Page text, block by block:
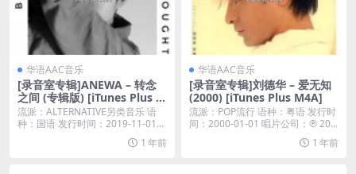
华语AAC音乐
[录音室专辑]ANEWA – 转念
之间 (专辑版) [iTunes Plus M
4A]
流派：ALTERNATIVE另类音乐 语
种：国语 发行时间：2019-11-01...
1 年前
华语AAC音乐
[录音室专辑]刘德华 – 爱无知
(2000) [iTunes Plus M4A]
流派：POP流行 语种：粤语 发行时
间：2000-01-01 唱片公司：℗ 20...
1 年前